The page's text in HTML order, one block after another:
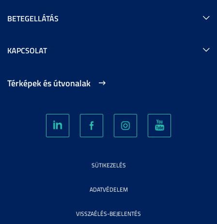
BETEGELLÁTÁS
KAPCSOLAT
Térképek és útvonalak
SÜTIKEZELÉS
ADATVÉDELEM
VISSZAÉLÉS-BEJELENTÉS